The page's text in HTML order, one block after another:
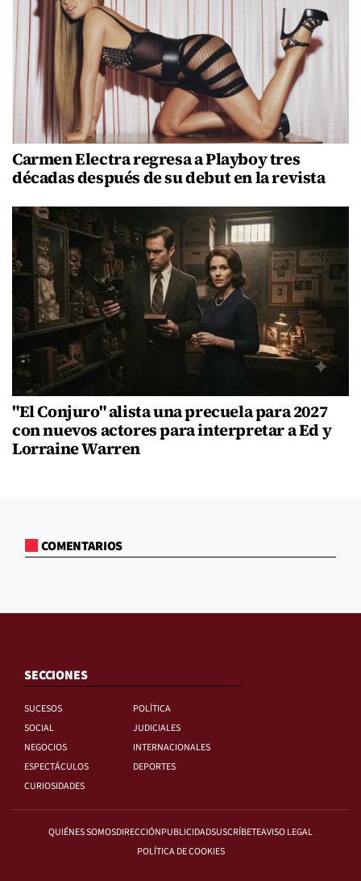
Carmen Electra regresa a Playboy tres
décadas después de su debut en la revista
"El Conjuro" alista una precuela para 2027
con nuevos actores para interpretar a Ed y
Lorraine Warren
COMENTARIOS
SECCIONES
SUCESOS
POLÍTICA
SOCIAL
JUDICIALES
NEGOCIOS
INTERNACIONALES
ESPECTÁCULOS
DEPORTES
CURIOSIDADES
QUIÉNES SOMOSDIRECCIÓNPUBLICIDADSUSCRÍBETEAVISO LEGAL
POLÍTICA DE COOKIES